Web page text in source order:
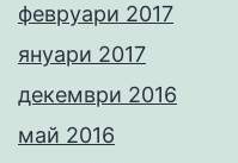
февруари 2017
януари 2017
декември 2016
май 2016